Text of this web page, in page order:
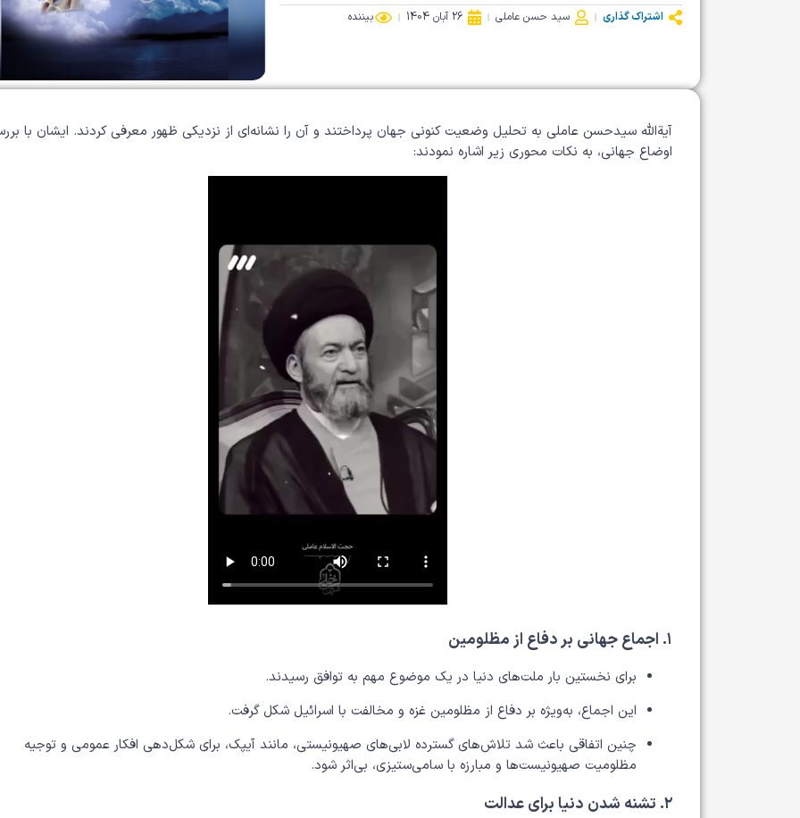
اشتراک گذاری سید حسن عاملی 26 آبان 1404 بیننده
آیةالله سیدحسن عاملی به تحلیل وضعیت کنونی جهان پرداختند و آن را نشانه‌ای از نزدیکی ظهور معرفی کردند. ایشان با
اوضاع جهانی، به نکات محوری زیر اشاره نمودند:
۱. اجماع جهانی بر دفاع از مظلومین
برای نخستین بار ملت‌های دنیا در یک موضوع مهم به توافق رسیدند.
این اجماع، به‌ویژه بر دفاع از مظلومین غزه و مخالفت با اسرائیل شکل گرفت.
چنین اتفاقی باعث شد تلاش‌های گسترده لابی‌های صهیونیستی، مانند آیپک، برای شکل‌دهی افکار عمومی و توجیه
مظلومیت صهیونیست‌ها و مبارزه با سامی‌ستیزی، بی‌اثر شود.
۲. تشنه شدن دنیا برای عدالت